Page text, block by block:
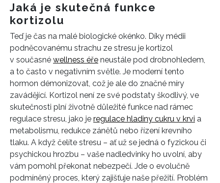
Jaká je skutečná funkce
kortizolu
Teď je čas na malé biologické okénko. Díky médii
podněcovanému strachu ze stresu je kortizol
v současné wellness éře neustále pod drobnohledem,
a to často v negativním světle. Je moderní tento
hormon démonizovat, což je ale do značné míry
zavádějící. Kortizol není ze své podstaty škodlivý, ve
skutečnosti plní životně důležité funkce nad rámec
regulace stresu, jako je regulace hladiny cukru v krvi a
metabolismu, redukce zánětů nebo řízení krevního
tlaku. A když čelíte stresu – ať už se jedná o fyzickou či
psychickou hrozbu – vaše nadledvinky ho uvolní, aby
vám pomohl překonat nebezpečí. Jde o evolučně
podmíněný proces, který zajišťuje naše přežití. Problém